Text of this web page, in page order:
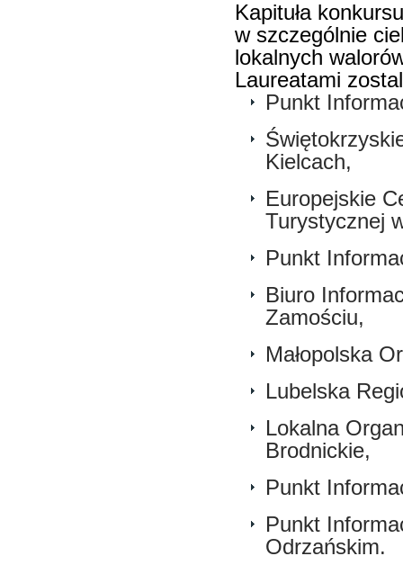
Kapituła
w szczególnie
lokalnych
Laureatami
Punkt
Kielcach,
Europejskie
Turystycznej
Punkt
Biuro
Zamościu,
Małopolska
Lubelska
Lokalna
Brodnickie,
Punkt
Punkt
Odrzańskim.